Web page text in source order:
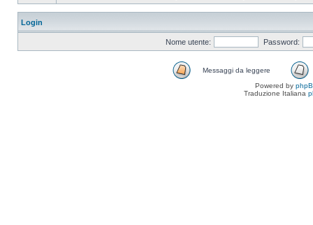
Login
Nome utente: Password:
Messaggi da leggere
Powered by
Traduzione Italiana